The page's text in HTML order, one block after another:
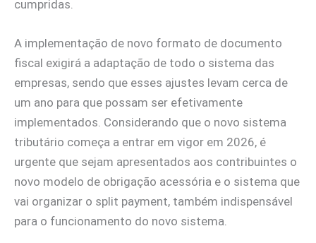
cumpridas.
A implementação de novo formato de documento
fiscal exigirá a adaptação de todo o sistema das
empresas, sendo que esses ajustes levam cerca de
um ano para que possam ser efetivamente
implementados. Considerando que o novo sistema
tributário começa a entrar em vigor em 2026, é
urgente que sejam apresentados aos contribuintes o
novo modelo de obrigação acessória e o sistema que
vai organizar o split payment, também indispensável
para o funcionamento do novo sistema.